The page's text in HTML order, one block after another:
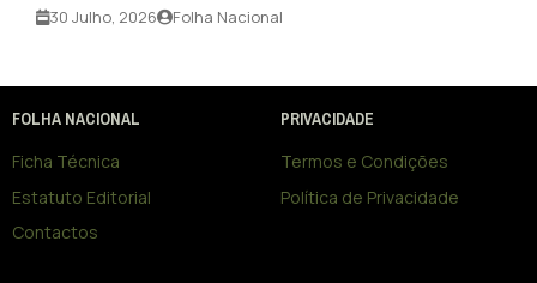
30 Julho, 2026 Folha Nacional
FOLHA NACIONAL
Ficha Técnica
Estatuto Editorial
Contactos
PRIVACIDADE
Termos e Condições
Política de Privacidade